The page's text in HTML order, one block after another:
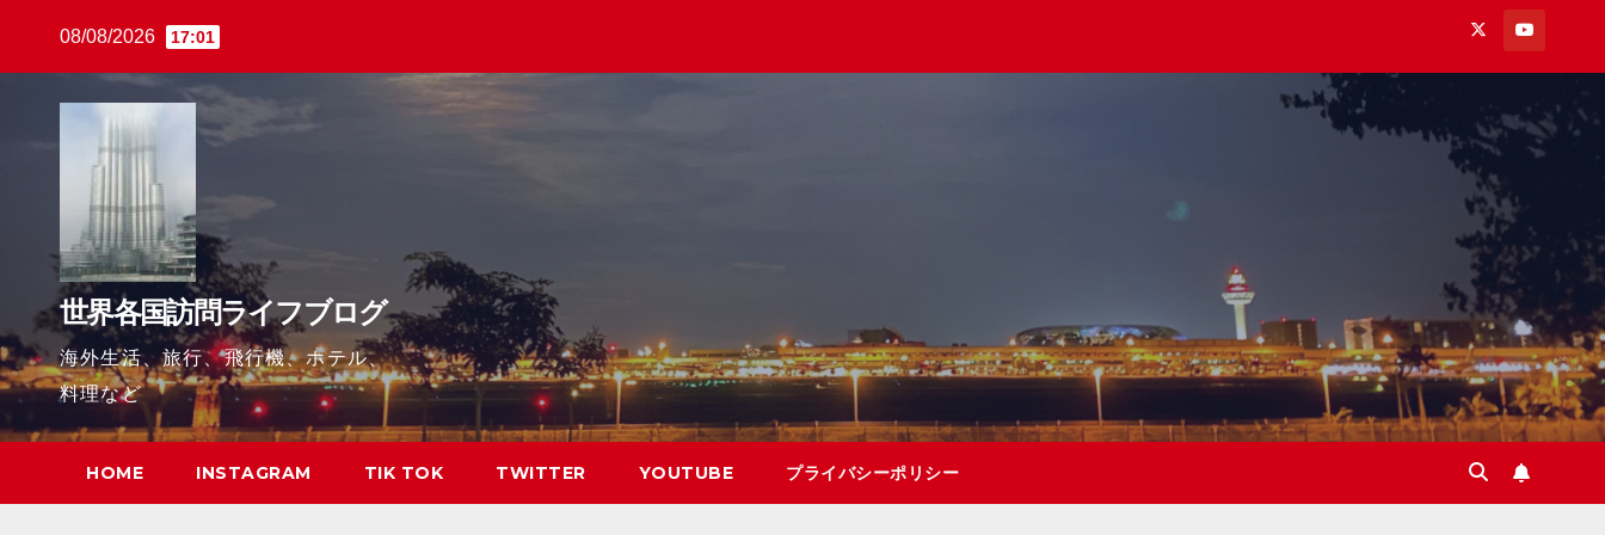
08/08/2026 17:01
世界各国訪問ライフブログ
海外生活、旅行、飛行機、ホテル、
料理など
HOME INSTAGRAM TIK TOK TWITTER YOUTUBE プライバシーポリシー